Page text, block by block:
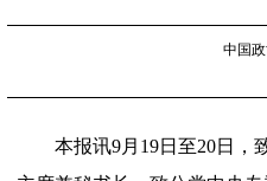
中国
本报讯9月19日至20日，